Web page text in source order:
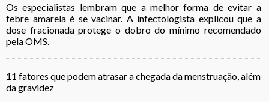
Os especialistas lembram que a melhor forma de evitar a
febre amarela é se vacinar. A infectologista explicou que a
dose fracionada protege o dobro do mínimo recomendado
pela OMS.
11 fatores que podem atrasar a chegada da menstruação, além
da gravidez